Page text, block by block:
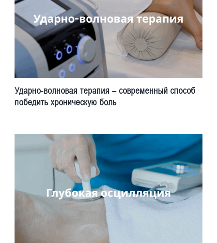
Ударно-волновая терапия – современный способ
победить хроническую боль